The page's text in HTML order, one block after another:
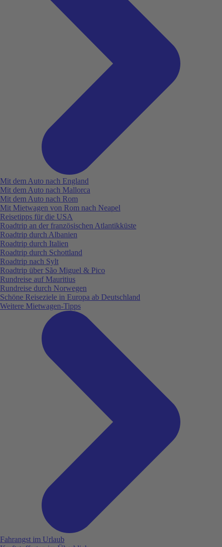
Mit dem Auto nach England
Mit dem Auto nach Mallorca
Mit dem Auto nach Rom
Mit Mietwagen von Rom nach Neapel
Reisetipps für die USA
Roadtrip an der französischen Atlantikküste
Roadtrip durch Albanien
Roadtrip durch Italien
Roadtrip durch Schottland
Roadtrip nach Sylt
Roadtrip über São Miguel & Pico
Rundreise auf Mauritius
Rundreise durch Norwegen
Schöne Reiseziele in Europa ab Deutschland
Weitere Mietwagen-Tipps
Fahrangst im Urlaub